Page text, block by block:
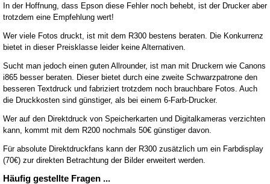
In der Hoffnung, dass Epson diese Fehler noch behebt, ist der Drucker aber
trotzdem eine Empfehlung wert!
Wer viele Fotos druckt, ist mit dem R300 bestens beraten. Die Konkurrenz
bietet in dieser Preisklasse leider keine Alternativen.
Sucht man jedoch einen guten Allrounder, ist man mit Druckern wie Canons
i865 besser beraten. Dieser bietet durch eine zweite Schwarzpatrone den
besseren Textdruck und fabriziert trotzdem noch brauchbare Fotos. Auch
die Druckkosten sind günstiger, als bei einem 6-Farb-Drucker.
Wer auf den Direktdruck von Speicherkarten und Digitalkameras verzichten
kann, kommt mit dem R200 nochmals 50€ günstiger davon.
Für absolute Direktdruckfans kann der R300 zusätzlich um ein Farbdisplay
(70€) zur direkten Betrachtung der Bilder erweitert werden.
Häufig gestellte Fragen ...